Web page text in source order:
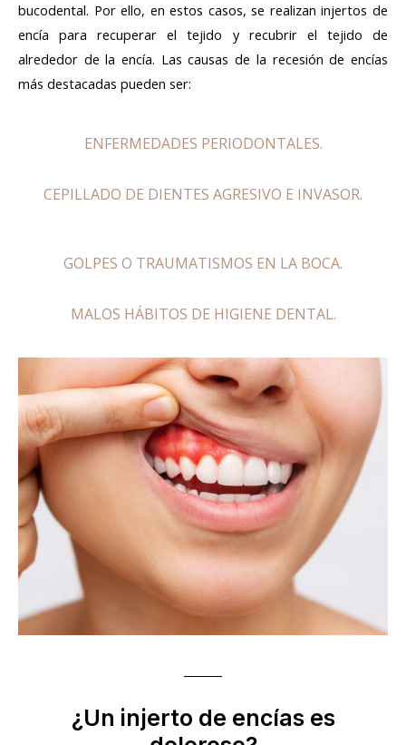
bucodental. Por ello, en estos casos, se realizaninjertos de
encíapara recuperar el tejido y recubrir el tejido de
alrededor de la encía. Las causas de la recesión de encías
más destacadas pueden ser:
ENFERMEDADES PERIODONTALES.
CEPILLADO DE DIENTES AGRESIVO E INVASOR.
GOLPES O TRAUMATISMOS EN LA BOCA.
MALOS HÁBITOS DE HIGIENE DENTAL.
¿Un injerto de encías es